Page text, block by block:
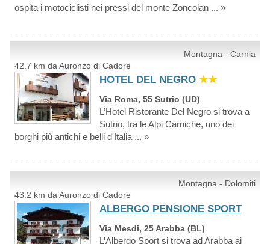
ospita i motociclisti nei pressi del monte Zoncolan ... »
Montagna - Carnia
42.7 km da Auronzo di Cadore
HOTEL DEL NEGRO ★★
Via Roma, 55 Sutrio (UD)
L’Hotel Ristorante Del Negro si trova a
Sutrio, tra le Alpi Carniche, uno dei
borghi più antichi e belli d'Italia ... »
Montagna - Dolomiti
43.2 km da Auronzo di Cadore
ALBERGO PENSIONE SPORT
Via Mesdi, 25 Arabba (BL)
L’Albergo Sport si trova ad Arabba ai